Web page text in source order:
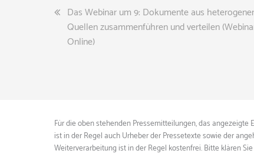
Beitragsnavigation
Das Webinar um 9: Dokumente aus
Quellen zusammenführen und verteilen
Online)
Für die oben stehenden Pressemitteilungen, das
ist in der Regel auch Urheber der Pressetexte sowie der
Weiterverarbeitung ist in der Regel kostenfrei. Bitte klären